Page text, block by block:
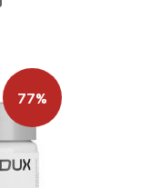
77%